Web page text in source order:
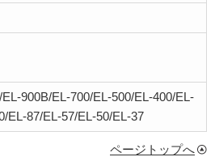
900B/EL-700/EL-500/EL-400/EL-
EL-87/EL-57/EL-50/EL-37
ページトップへ